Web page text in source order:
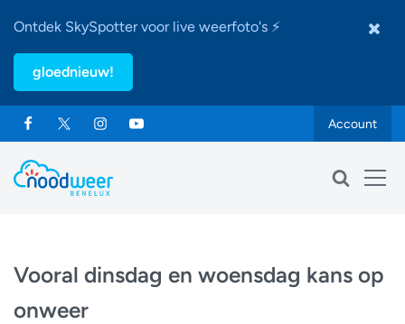
Ontdek SkySpotter voor live weerfoto's ⚡
gloednieuw!
Account
Vooral dinsdag en woensdag kans op
onweer